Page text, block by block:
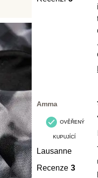
Amma
OVĚŘENÝ
KUPUJÍCÍ
Lausanne
Recenze 3